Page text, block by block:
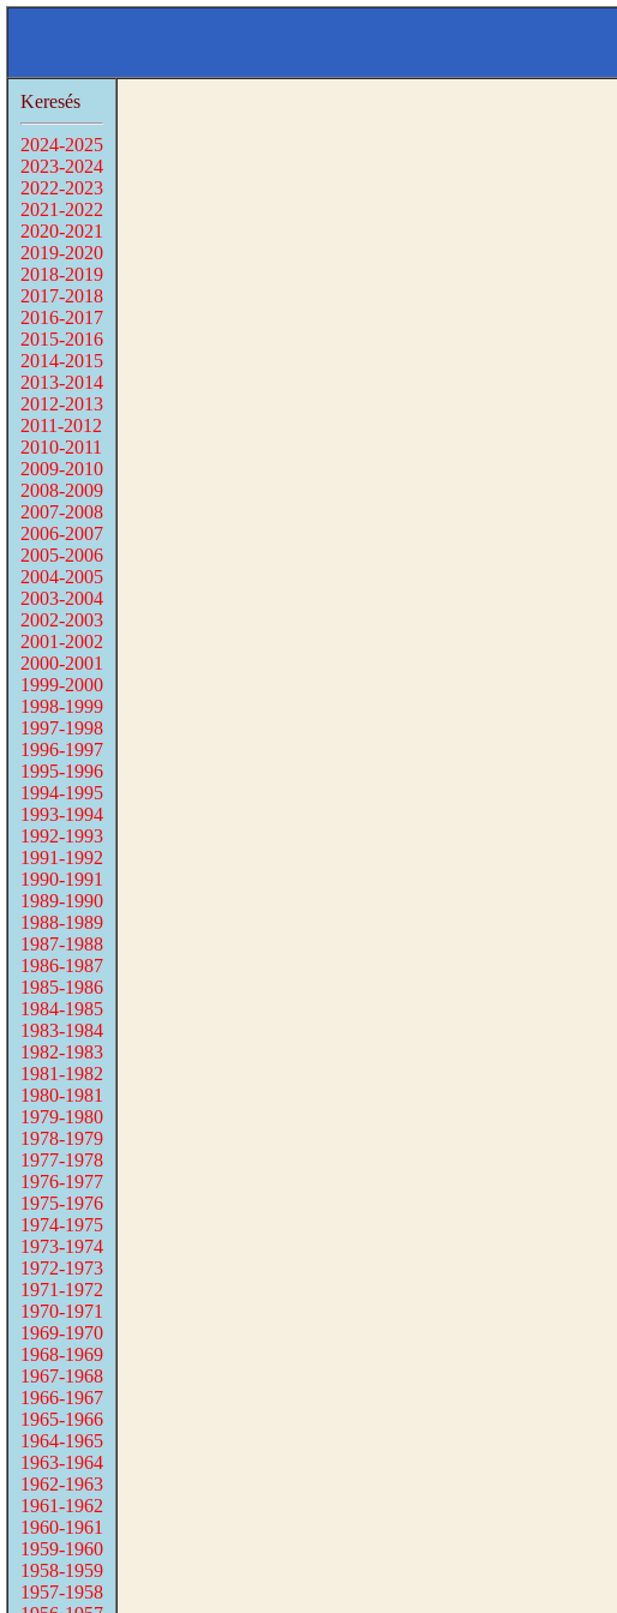
Keresés
2024-2025
2023-2024
2022-2023
2021-2022
2020-2021
2019-2020
2018-2019
2017-2018
2016-2017
2015-2016
2014-2015
2013-2014
2012-2013
2011-2012
2010-2011
2009-2010
2008-2009
2007-2008
2006-2007
2005-2006
2004-2005
2003-2004
2002-2003
2001-2002
2000-2001
1999-2000
1998-1999
1997-1998
1996-1997
1995-1996
1994-1995
1993-1994
1992-1993
1991-1992
1990-1991
1989-1990
1988-1989
1987-1988
1986-1987
1985-1986
1984-1985
1983-1984
1982-1983
1981-1982
1980-1981
1979-1980
1978-1979
1977-1978
1976-1977
1975-1976
1974-1975
1973-1974
1972-1973
1971-1972
1970-1971
1969-1970
1968-1969
1967-1968
1966-1967
1965-1966
1964-1965
1963-1964
1962-1963
1961-1962
1960-1961
1959-1960
1958-1959
1957-1958